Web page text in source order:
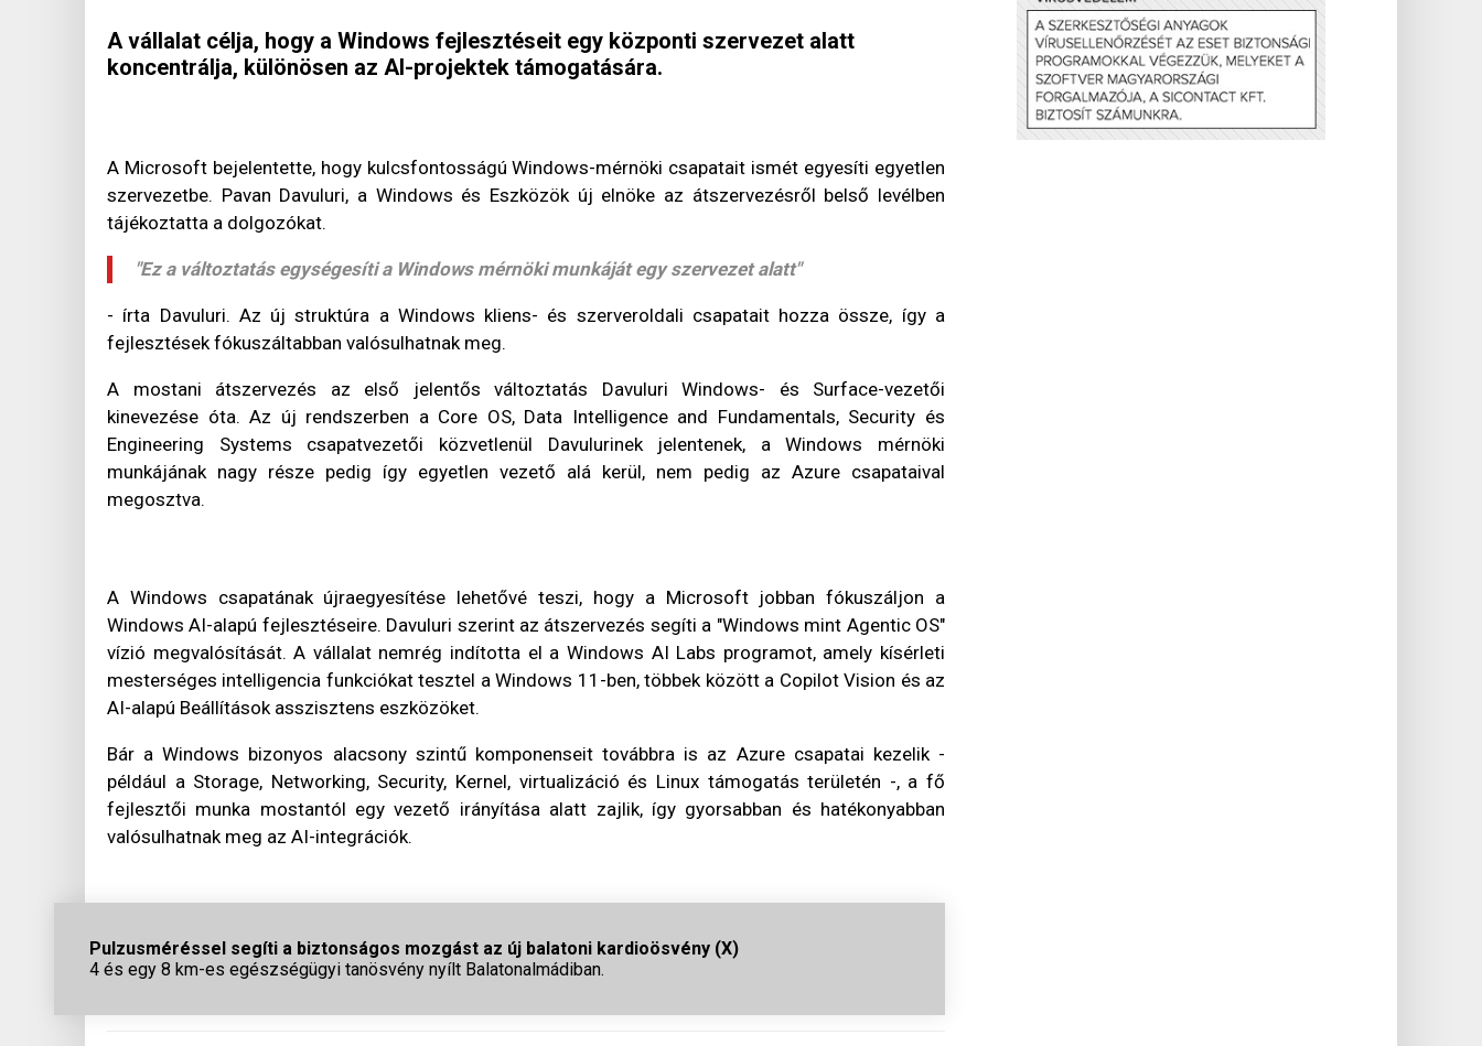
A vállalat célja, hogy a Windows fejlesztéseit egy központi szervezet alatt
koncentrálja, különösen az AI-projektek támogatására.
A Microsoft bejelentette, hogy kulcsfontosságú Windows-mérnöki csapatait ismét egyesíti egyetlen
szervezetbe. Pavan Davuluri, a Windows és Eszközök új elnöke az átszervezésről belső levélben
tájékoztatta a dolgozókat.
"Ez a változtatás egységesíti a Windows mérnöki munkáját egy szervezet alatt"
- írta Davuluri. Az új struktúra a Windows kliens- és szerveroldali csapatait hozza össze, így a
fejlesztések fókuszáltabban valósulhatnak meg.
A mostani átszervezés az első jelentős változtatás Davuluri Windows- és Surface-vezetői
kinevezése óta. Az új rendszerben a Core OS, Data Intelligence and Fundamentals, Security és
Engineering Systems csapatvezetői közvetlenül Davulurinek jelentenek, a Windows mérnöki
munkájának nagy része pedig így egyetlen vezető alá kerül, nem pedig az Azure csapataival
megosztva.
A Windows csapatának újraegyesítése lehetővé teszi, hogy a Microsoft jobban fókuszáljon a
Windows AI-alapú fejlesztéseire. Davuluri szerint az átszervezés segíti a "Windows mint Agentic OS"
vízió megvalósítását. A vállalat nemrég indította el a Windows AI Labs programot, amely kísérleti
mesterséges intelligencia funkciókat tesztel a Windows 11-ben, többek között a Copilot Vision és az
AI-alapú Beállítások asszisztens eszközöket.
Bár a Windows bizonyos alacsony szintű komponenseit továbbra is az Azure csapatai kezelik -
például a Storage, Networking, Security, Kernel, virtualizáció és Linux támogatás területén -, a fő
fejlesztői munka mostantól egy vezető irányítása alatt zajlik, így gyorsabban és hatékonyabban
valósulhatnak meg az AI-integrációk.
Pulzusméréssel segíti a biztonságos mozgást az új balatoni kardioösvény (X)
4 és egy 8 km-es egészségügyi tanösvény nyílt Balatonalmádiban.